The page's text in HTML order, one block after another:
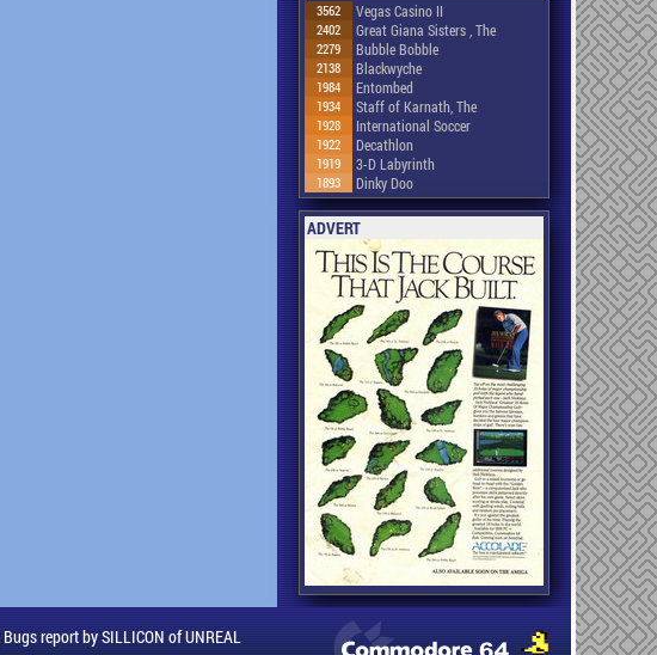
3562 Vegas Casino II
2402 Great Giana Sisters , The
2279 Bubble Bobble
2138 Blackwyche
1984 Entombed
1934 Staff of Karnath, The
1928 International Soccer
1922 Decathlon
1919 3-D Labyrinth
1893 Dinky Doo
ADVERT
report by SILLICON of UNREAL